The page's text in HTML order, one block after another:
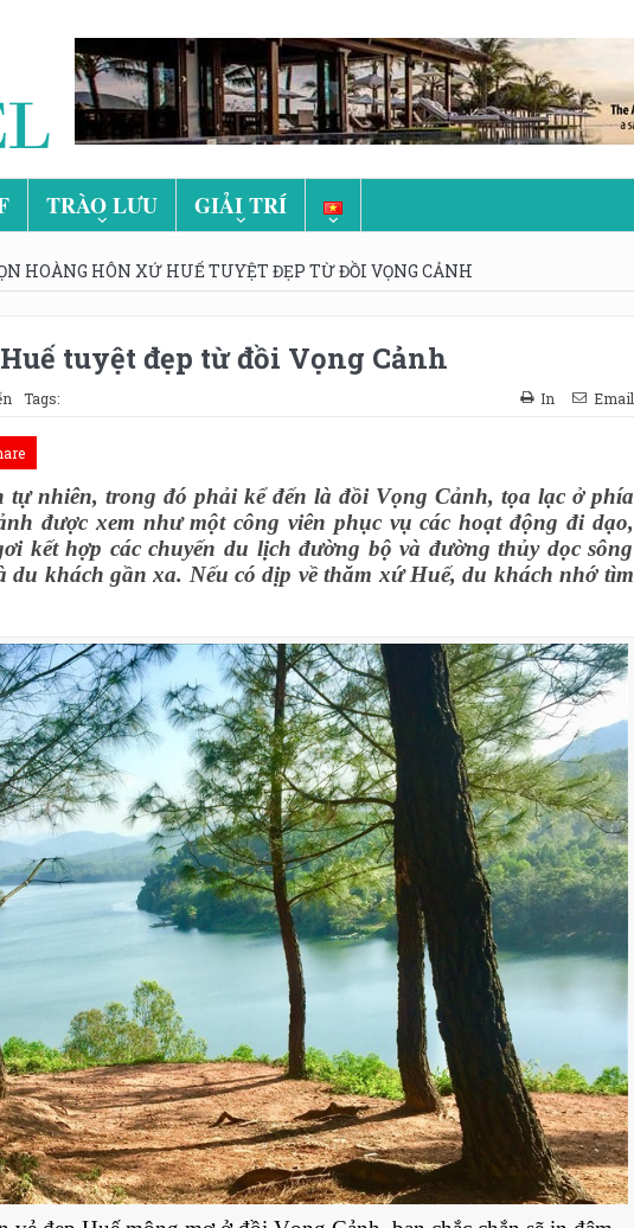
TRÀO LƯU GIẢI TRÍ
HOÀNG HÔN XỨ HUẾ TUYỆT ĐẸP TỪ ĐỒI VỌNG CẢNH
tuyệt đẹp từ đồi Vọng Cảnh
Tags: In Email
nhiên, trong đó phải kể đến là đồi Vọng Cảnh, tọa lạc ở phía
được xem như một công viên phục vụ các hoạt động đi dạo,
kết hợp các chuyến du lịch đường bộ và đường thủy dọc sông
khách gần xa. Nếu có dịp về thăm xứ Huế, du khách nhớ tìm